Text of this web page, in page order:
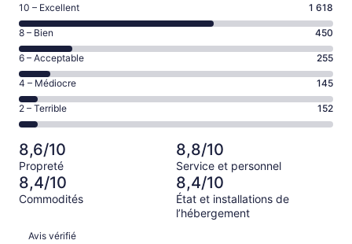
Note
de 10
–
Excellent,
d’après
1618 avis
sur 2620.
10 – Excellent 1 618
Note
de 8
–
Bien,
d’après
450 avis
sur 2620.
8 – Bien 450
Note
de 6
–
Acceptable,
d’après
sur 2620.
6 – Acceptable 255
Note
de 4
–
Médiocre,
d’après
145 avis
sur 2620.
4 – Médiocre 145
Note
de 2
–
Terrible,
d’après
152 avis
sur 2620.
2 – Terrible 152
8,6/10
Propreté
8,8/10
Service et personnel
8,4/10
Commodités
8,4/10
État et installations de
l’hébergement
Avis
Avis vérifié